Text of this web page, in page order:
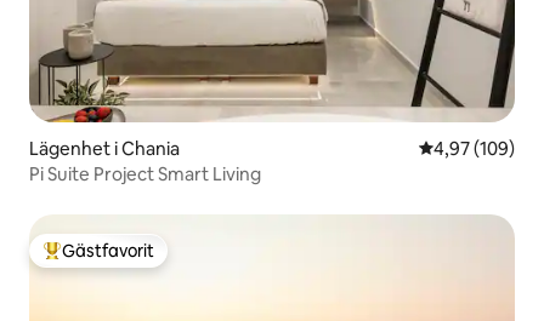
Lägenhet i Chania 4,97 av 5 i
4,97 (109)
Pi Suite Project Smart Living
Populär gästfavorit
Gästfavorit